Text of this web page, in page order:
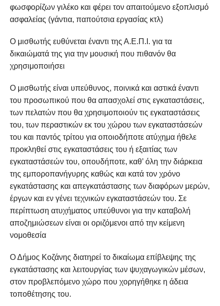
φωσφορίζων γιλέκο και φέρει τον απαιτούμενο εξοπλισμό
ασφαλείας (γάντια, παπούτσια εργασίας κτλ)
Ο μισθωτής ευθύνεται έναντι της Α.Ε.Π.Ι. για τα
δικαιώματά της για την μουσική που πιθανόν θα
χρησιμοποιήσει
Ο μισθωτής είναι υπεύθυνος, ποινικά και αστικά έναντι
του προσωπικού που θα απασχολεί στις εγκαταστάσεις,
των πελατών που θα χρησιμοποιούν τις εγκαταστάσεις
του, των περαστικών εκ του χώρου των εγκαταστάσεών
του και παντός τρίτου για οποιοδήποτε ατύχημα ήθελε
προκληθεί στις εγκαταστάσεις του ή εξαιτίας των
εγκαταστάσεών του, οπουδήποτε, καθ’ όλη την διάρκεια
της εμποροπανήγυρης καθώς και κατά τον χρόνο
εγκατάστασης και απεγκατάστασης των διαφόρων μερών,
έργων και εν γένει τεχνικών εγκαταστάσεών του. Σε
περίπτωση ατυχήματος υπεύθυνοι για την καταβολή
αποζημιώσεων είναι οι οριζόμενοι από την κείμενη
νομοθεσία
Ο Δήμος Κοζάνης διατηρεί το δικαίωμα επίβλεψης της
εγκατάστασης και λειτουργίας των ψυχαγωγικών μέσων,
στον προβλεπόμενο χώρο που χορηγήθηκε η άδεια
τοποθέτησης του.